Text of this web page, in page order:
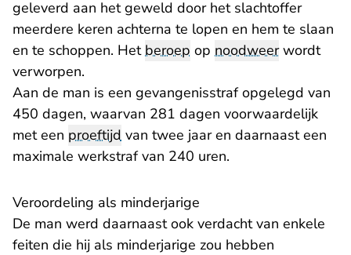
geleverd aan het geweld door het slachtoffer
meerdere keren achterna te lopen en hem te slaan
en te schoppen. Hetberoep op noodweerwordt
verworpen.
Aan de man is een gevangenisstraf opgelegd van
450 dagen, waarvan 281 dagen voorwaardelijk
met een proeftijd van twee jaar en daarnaast een
maximale werkstraf van 240 uren.
Veroordeling als minderjarige
De man werd daarnaast ook verdacht van enkele
feiten die hij als minderjarige zou hebben